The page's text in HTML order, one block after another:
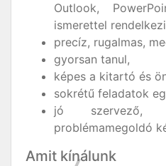
Outlook,
ismerettel
precíz, rugalmas,
gyorsan tanul,
képes a kitartó és
sokrétű feladatok
jó szervező,
problémamegoldó
Amit kínálunk